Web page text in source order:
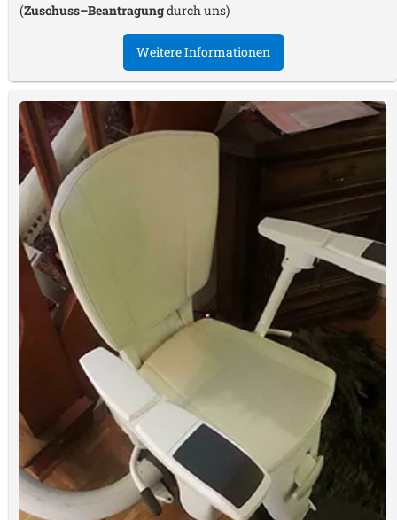
(Zuschuss–Beantragungdurch uns)
Weitere Informationen